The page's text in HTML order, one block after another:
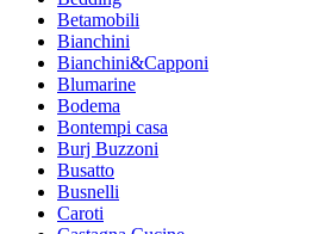
Betamobili
Bianchini
Bianchini&Capponi
Blumarine
Bodema
Bontempi casa
Burj Buzzoni
Busatto
Busnelli
Caroti